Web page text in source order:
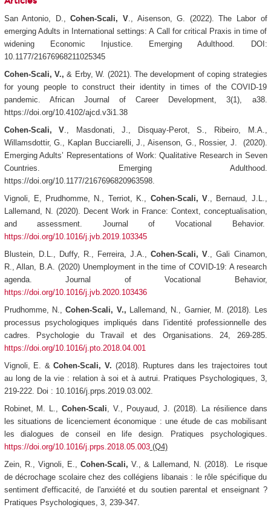
San Antonio, D.,Cohen-Scali, V., Aisenson, G. (2022). The Labor of
emerging Adults in International settings: A Call for critical Praxis in time of
widening Economic Injustice.
Emerging Adulthood. DOI:
10.1177/21676968211025345
Cohen-Scali, V., & Erby, W. (2021). The development of coping strategies
for young people to construct their identity in times of the COVID-19
pandemic. African Journal of Career Development, 3(1), a38.
https://doi.org/10.4102/ajcd.v3i1.38
Cohen-Scali, V., Masdonati, J., Disquay-Perot, S., Ribeiro, M.A.,
Willamsdottir, G., Kaplan Bucciarelli, J., Aisenson, G., Rossier, J. (2020).
Emerging Adults’ Representations of Work: Qualitative Research in Seven
Countries.
Emerging Adulthood.
https://doi.org/10.1177/2167696820963598.
Vignoli, E, Prudhomme, N., Terriot, K., Cohen-Scali, V., Bernaud, J.L.,
Lallemand, N. (2020). Decent Work in France: Context, conceptualisation,
and assessment. Journal of Vocational Behavior.
https://doi.org/10.1016/j.jvb.2019.103345
Blustein, D.L., Duffy, R., Ferreira, J.A.,Cohen-Scali, V., Gali Cinamon,
R., Allan, B.A. (2020) Unemployment in the time of COVID-19: A research
agenda. Journal of Vocational Behavior,
https://doi.org/10.1016/j.jvb.2020.103436
Prudhomme, N.,Cohen-Scali, V., Lallemand, N., Garnier, M. (2018). Les
processus psychologiques impliqués dans l’identité professionnelle des
cadres.
Psychologie du Travail et des Organisations. 24, 269-285.
https://doi.org/10.1016/j.pto.2018.04.001
Vignoli, E. &Cohen-Scali, V. (2018). Ruptures dans les trajectoires tout
au long de la vie : relation à soi et à autrui. Pratiques Psychologiques, 3,
219-222. Doi : 10.1016/j.prps.2019.03.002.
Robinet, M. L.,Cohen-Scali, V., Pouyaud, J. (2018). La résilience dans
les situations de licenciement économique : une étude de cas mobilisant
les dialogues de conseil en life design.
Pratiques psychologiques.
https://doi.org/10.1016/j.prps.2018.05.003(Q4)
Zein, R., Vignoli, E., Cohen-Scali, V., & Lallemand, N. (2018). Le risque
de décrochage scolaire chez des collégiens libanais : le rôle spécifique du
sentiment d'efficacité, de l'anxiété et du soutien parental et enseignant ?
Pratiques Psychologiques, 3, 239-347.